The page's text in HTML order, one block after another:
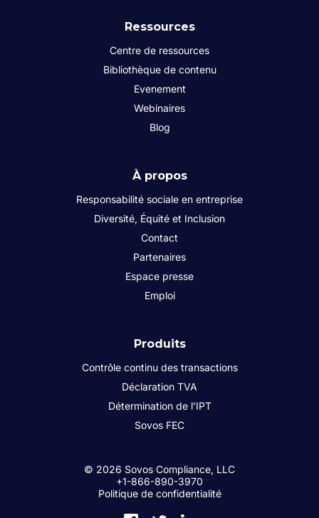
Ressources
Centre de ressources
Bibliothèque de contenu
Evenement
Webinaires
Blog
À propos
Responsabilité sociale en entreprise
Diversité, Équité et Inclusion
Contact
Partenaires
Espace presse
Emploi
Produits
Contrôle continu des transactions
Déclaration TVA
Détermination de l’IPT
Sovos FEC
© 2026 Sovos Compliance, LLC
+1-866-890-3970
Politique de confidentialité